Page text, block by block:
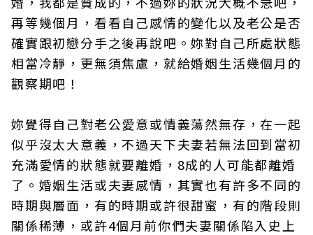
再等幾個月，看看自己感情的變化以及老公是否
確實跟初戀分手之後再說吧。妳對自己所處狀態
相當冷靜，更無須焦慮，就給婚姻生活幾個月的
觀察期吧！
妳覺得自己對老公愛意或情義蕩然無存，在一起
似乎沒太大意義，不過天下夫妻若無法回到當初
充滿愛情的狀態就要離婚，8成的人可能都離婚
了。婚姻生活或夫妻感情，其實也有許多不同的
時期與層面，有的時期或許很甜蜜，有的階段則
關係稀薄，或許4個月前你們夫妻關係陷入史上